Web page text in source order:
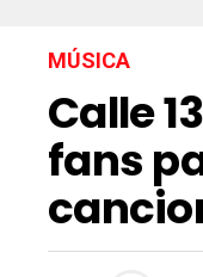
MÚSICA
Calle
fans